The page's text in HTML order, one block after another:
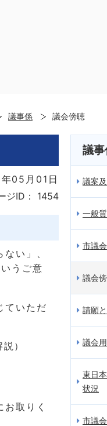
議事係 議会傍聴
05月01日
ジID：
1454
い」、
うご意
ていただ
）
取りく
議
議案
一般
市議
議会
請願
議会
東日
状況
市議